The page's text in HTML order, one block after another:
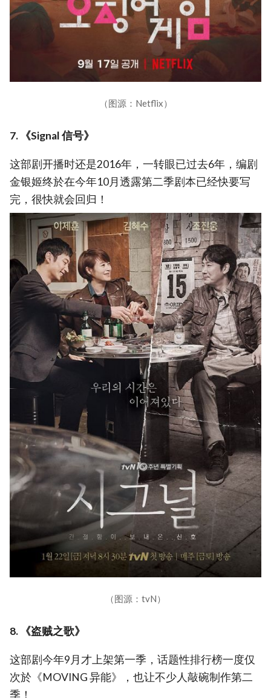
（图源：Netflix）
7. 《Signal 信号》
这部剧开播时还是2016年，一转眼已过去6年，编剧
金银姬终於在今年10月透露第二季剧本已经快要写
完，很快就会回归！
（图源：tvN）
8. 《盗贼之歌》
这部剧今年9月才上架第一季，话题性排行榜一度仅
次於《MOVING 异能》，也让不少人敲碗制作第二
季！